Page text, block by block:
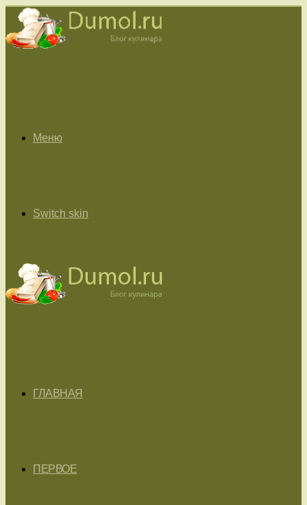
Меню
Switch skin
ГЛАВНАЯ
ПЕРВОЕ